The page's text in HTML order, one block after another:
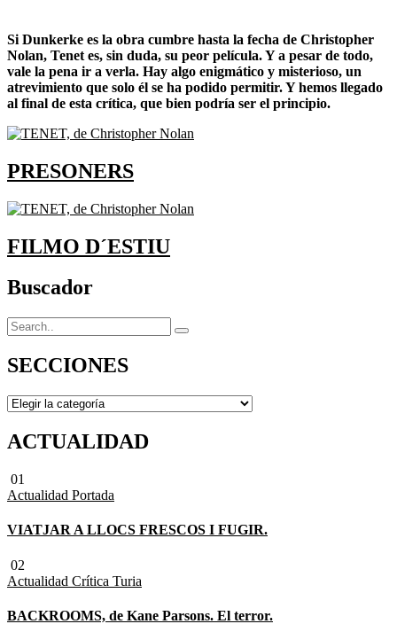
Si Dunkerke es la obra cumbre hasta la fecha de Christopher
Nolan, Tenet es, sin duda, su peor película. Y a pesar de todo,
vale la pena ir a verla. Hay algo enigmático y misterioso, un
atrevimiento que solo él se ha podido permitir. Y hemos llegado
al final de esta crítica, que bien podría ser el principio.
PRESONERS
FILMO D´ESTIU
Buscador
SECCIONES
SECCIONES
ACTUALIDAD
01
Actualidad Portada
VIATJAR A LLOCS FRESCOS I FUGIR.
02
Actualidad Crítica Turia
BACKROOMS, de Kane Parsons. El terror.